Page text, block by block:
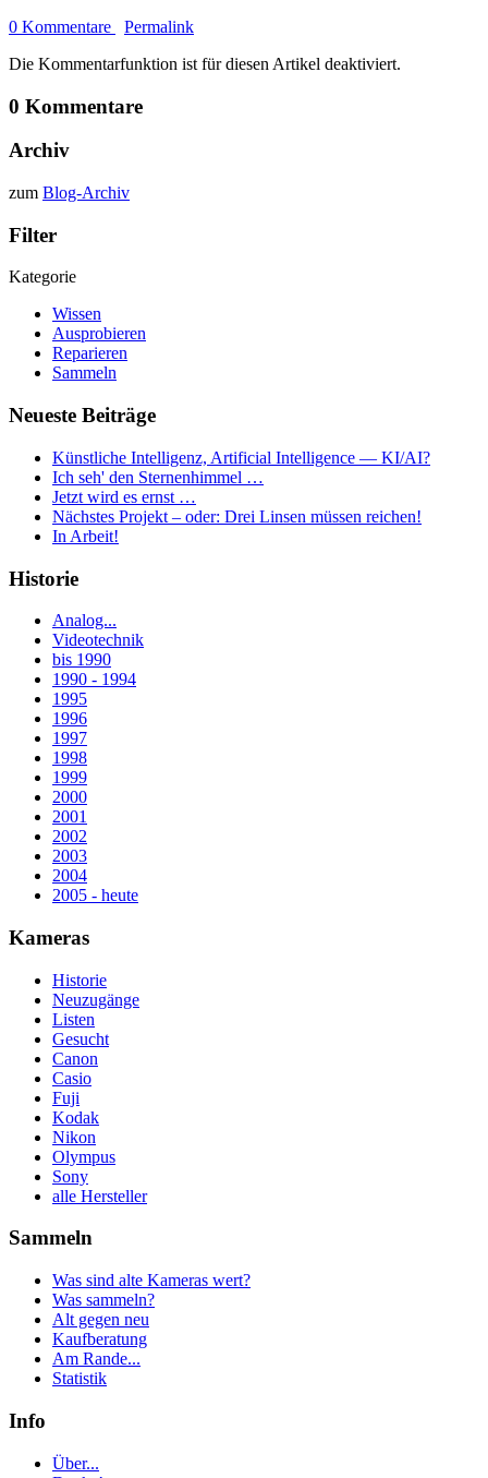
0 Kommentare
Permalink
Die Kommentarfunktion ist für diesen Artikel deaktiviert.
0 Kommentare
Archiv
zum Blog-Archiv
Filter
Kategorie
Wissen
Ausprobieren
Reparieren
Sammeln
Neueste Beiträge
Künstliche Intelligenz, Artificial Intelligence — KI/AI?
Ich seh' den Sternenhimmel …
Jetzt wird es ernst …
Nächstes Projekt – oder: Drei Linsen müssen reichen!
In Arbeit!
Historie
Analog...
Videotechnik
bis 1990
1990 - 1994
1995
1996
1997
1998
1999
2000
2001
2002
2003
2004
2005 - heute
Kameras
Historie
Neuzugänge
Listen
Gesucht
Canon
Casio
Fuji
Kodak
Nikon
Olympus
Sony
alle Hersteller
Sammeln
Was sind alte Kameras wert?
Was sammeln?
Alt gegen neu
Kaufberatung
Am Rande...
Statistik
Info
Über...